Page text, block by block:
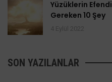
Yüzüklerin
Gereken 10 Şey
SON YAZILANLAR